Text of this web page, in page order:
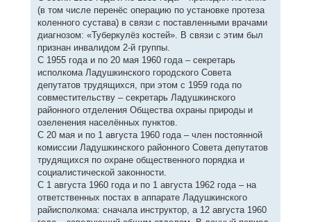
(в том числе перенёс операцию по установке протеза
коленного сустава) в связи с поставленными врачами
диагнозом: «Туберкулёз костей». В связи с этим был
признан инвалидом 2-й группы.
С 1955 года и по 20 мая 1960 года – секретарь
исполкома Ладушкинского городского Совета
депутатов трудящихся, при этом с 1959 года по
совместительству – секретарь Ладушкинского
районного отделения Общества охраны природы и
озеленения населённых пунктов.
С 20 мая и по 1 августа 1960 года – член постоянной
комиссии Ладушкинского районного Совета депутатов
трудящихся по охране общественного порядка и
социалистической законности.
С 1 августа 1960 года и по 1 августа 1962 года – на
ответственных постах в аппарате Ладушкинского
райисполкома: сначала инструктор, а 12 августа 1960